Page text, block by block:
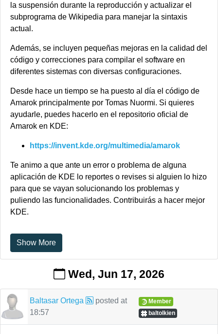
la suspensión durante la reproducción y actualizar el
subprograma de Wikipedia para manejar la sintaxis
actual.
Además, se incluyen pequeñas mejoras en la calidad del
código y correcciones para compilar el software en
diferentes sistemas con diversas configuraciones.
Desde hace un tiempo se ha puesto al día el código de
Amarok principalmente por Tomas Nuormi. Si quieres
ayudarle, puedes hacerlo en el repositorio oficial de
Amarok en KDE:
https://invent.kde.org/multimedia/amarok
Te animo a que ante un error o problema de alguna
aplicación de KDE lo reportes o revises si alguien lo hizo
para que se vayan solucionando los problemas y
puliendo las funcionalidades. Contribuirás a hacer mejor
KDE.
Show More
Wed, Jun 17, 2026
Baltasar Ortega
posted at
18:57
Member
baltolkien